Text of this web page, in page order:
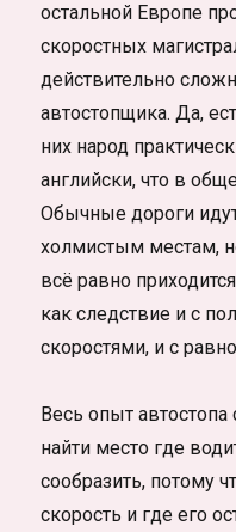
остальной Европе
скоростных
действительно
автостопщика. Да,
них народ
английски, что в
Обычные дороги
холмистым местам,
всё равно
как следствие и с
скоростями, и с
Весь опыт
найти место где
сообразить, потому
скорость и где его